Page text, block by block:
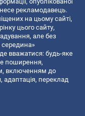
несе рекламодавець.
на цьому сайті,
цього сайту,
але без
середина»
вважатися: будь-яке
поширення,
включенням до
адаптація, переклад